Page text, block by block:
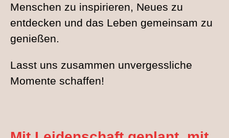
Menschen zu inspirieren, Neues zu
entdecken und das Leben gemeinsam zu
genießen.
Lasst uns zusammen unvergessliche
Momente schaffen!